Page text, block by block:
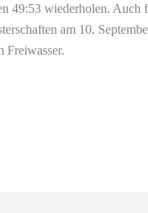
49:53 wiederholen. Auch
am 10.
Freiwasser.